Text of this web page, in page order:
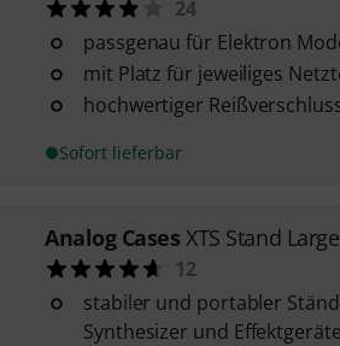
24
passgenau für Elektron
mit Platz für jeweiliges
hochwertiger
Sofort lieferbar
Analog Cases XTS Stand Large
12
stabiler und portabler
Synthesizer und Effektgeräte